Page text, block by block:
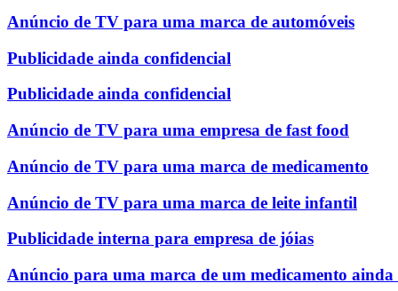
Anúncio de TV para uma marca de automóveis
Publicidade ainda confidencial
Publicidade ainda confidencial
Anúncio de TV para uma empresa de fast food
Anúncio de TV para uma marca de medicamento
Anúncio de TV para uma marca de leite infantil
Publicidade interna para empresa de jóias
Anúncio para uma marca de um medicamento